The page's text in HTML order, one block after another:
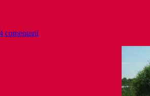
comentarii